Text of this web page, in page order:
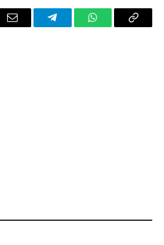
Email TelegramWhatsAppCopy